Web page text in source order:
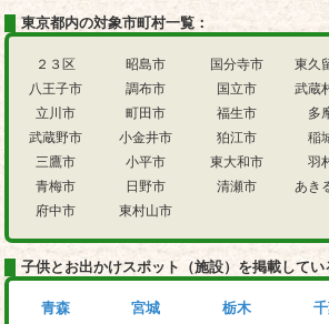
東京都内の対象市町村一覧：
２３区
八王子市
立川市
武蔵野市
三鷹市
青梅市
府中市
昭島市
調布市
町田市
小金井市
小平市
日野市
東村山市
国分寺市
国立市
福生市
狛江市
東大和市
清瀬市
東久
武蔵
多
稲
羽
あき
子供とお出かけスポット（施設）を掲載してい
青森
宮城
栃木